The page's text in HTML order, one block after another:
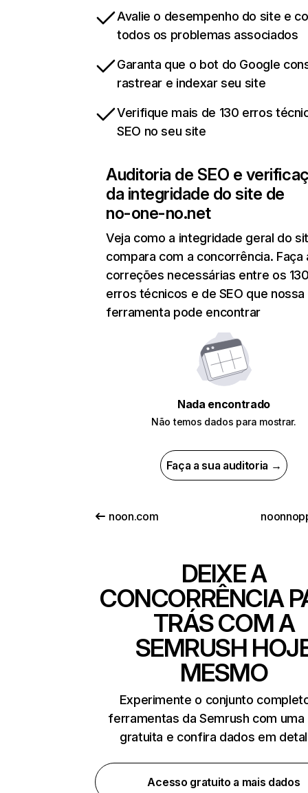
Avalie o desempenho do site e
todos os problemas associados
Garanta que o bot do Google
rastrear e indexar seu site
Verifique mais de 130 erros
SEO no seu site
Auditoria de SEO e
da integridade do site de
no-one-no.net
Veja como a integridade geral do
compara com a concorrência. Faça
correções necessárias entre os
erros técnicos e de SEO que nossa
ferramenta pode encontrar
Nada encontrado
Não temos dados para mostrar.
Faça a sua auditoria →
noon.com
DEIXE A
CONCORRÊNCIA
TRÁS COM A
SEMRUSH
MESMO
Experimente o conjunto
ferramentas da Semrush com uma
gratuita e confira dados em
Acesso gratuito a mais dados